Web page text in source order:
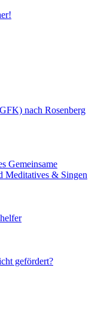
nach Rosenberg
Gemeinsame
Meditatives & Singen
gefördert?